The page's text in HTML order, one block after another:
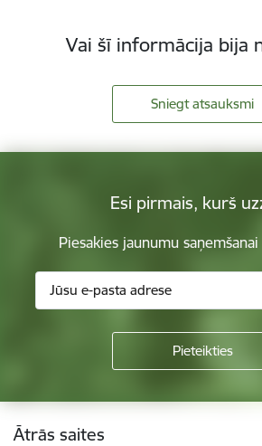
Vai šī informācija bija
Sniegt atsauksmi
Esi pirmais, kurš
Piesakies jaunumu saņemšanai
Kājene
Ātrās saites